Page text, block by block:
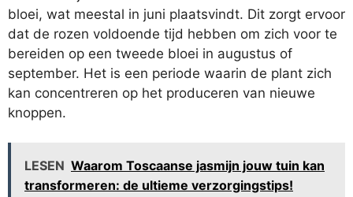
bloei, wat meestal in juni plaatsvindt. Dit zorgt ervoor
dat de rozen voldoende tijd hebben om zich voor te
bereiden op een tweede bloei in augustus of
september. Het is een periode waarin de plant zich
kan concentreren op het produceren van nieuwe
knoppen.
LESEN Waarom Toscaanse jasmijn jouw tuin kan
transformeren: de ultieme verzorgingstips!